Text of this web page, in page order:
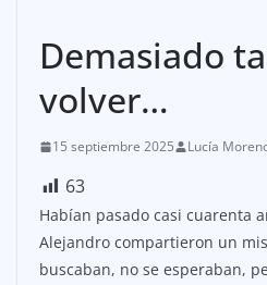
Demasiado
volver…
15 septiembre 2025 Lucía
63
Habían pasado casi cuarenta
Alejandro compartieron un
buscaban, no se esperaban,